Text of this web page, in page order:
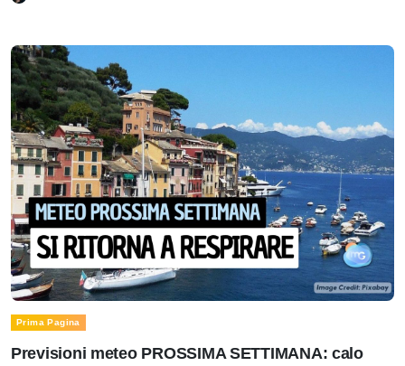
Prima Pagina
Previsioni meteo PROSSIMA SETTIMANA: calo